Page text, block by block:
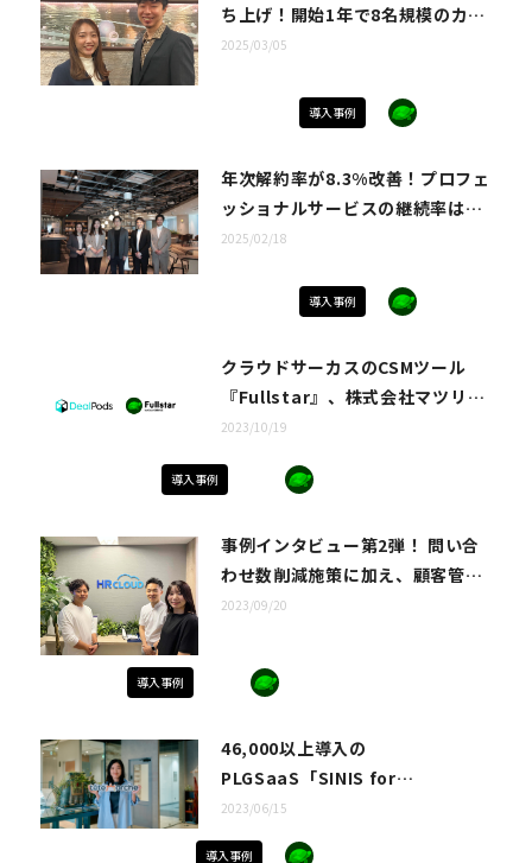
ち上げ！開始1年で8名規模のカス
タマーサクセス組織へ。株式会社
2025/03/05
導入事例
年次解約率が8.3%改善！プロフェ
ッショナルサービスの継続率は
25%UP！株式会社アローリンク様
2025/02/18
導入事例
クラウドサーカスのCSMツール
『Fullstar』、株式会社マツリカ
が提供する国内初のバイヤー&セ
フォーム/デジタルセールスルーム
2023/10/19
導入事例
事例インタビュー第2弾！ 問い合
わせ数削減施策に加え、顧客管
理・データ活用にFullstarを活
上に。
2023/09/20
導入事例
46,000以上導入の
PLGSaaS「SINIS for
Instagram」が取り組むセルフオ
ンボーディング施策。月間20時間
2023/06/15
導入事例